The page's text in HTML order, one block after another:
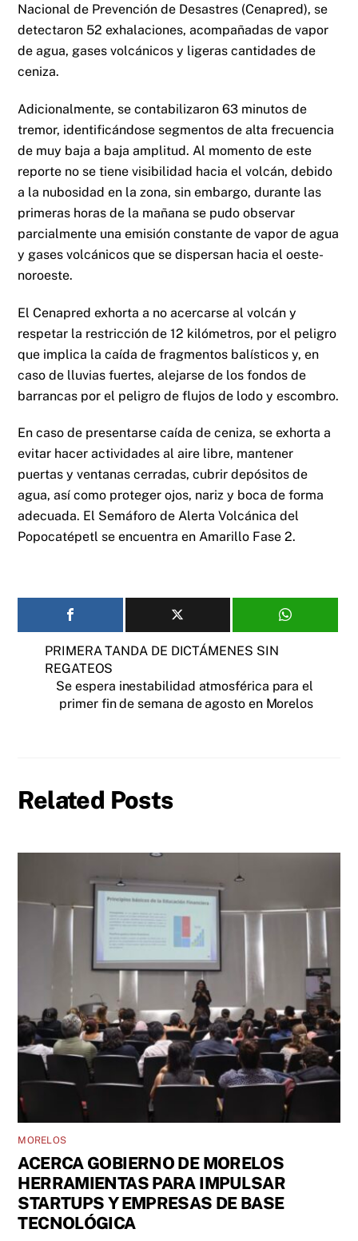
Nacional de Prevención de Desastres (Cenapred), se
detectaron 52 exhalaciones, acompañadas de vapor
de agua, gases volcánicos y ligeras cantidades de
ceniza.
Adicionalmente, se contabilizaron 63 minutos de
tremor, identificándose segmentos de alta frecuencia
de muy baja a baja amplitud. Al momento de este
reporte no se tiene visibilidad hacia el volcán, debido
a la nubosidad en la zona, sin embargo, durante las
primeras horas de la mañana se pudo observar
parcialmente una emisión constante de vapor de agua
y gases volcánicos que se dispersan hacia el oeste-
noroeste.
El Cenapred exhorta a no acercarse al volcán y
respetar la restricción de 12 kilómetros, por el peligro
que implica la caída de fragmentos balísticos y, en
caso de lluvias fuertes, alejarse de los fondos de
barrancas por el peligro de flujos de lodo y escombro.
En caso de presentarse caída de ceniza, se exhorta a
evitar hacer actividades al aire libre, mantener
puertas y ventanas cerradas, cubrir depósitos de
agua, así como proteger ojos, nariz y boca de forma
adecuada. El Semáforo de Alerta Volcánica del
Popocatépetl se encuentra en Amarillo Fase 2.
PRIMERA TANDA DE DICTÁMENES SIN
REGATEOS
Se espera inestabilidad atmosférica para el
primer fin de semana de agosto en Morelos
Related Posts
MORELOS
ACERCA GOBIERNO DE MORELOS
HERRAMIENTAS PARA IMPULSAR
STARTUPS Y EMPRESAS DE BASE
TECNOLÓGICA